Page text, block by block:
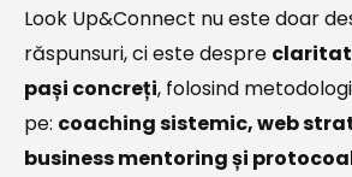
Look Up&Connect nu este doar
răspunsuri, ci este despre
pași concreți, folosind
pe: coaching sistemic, web
business mentoring și